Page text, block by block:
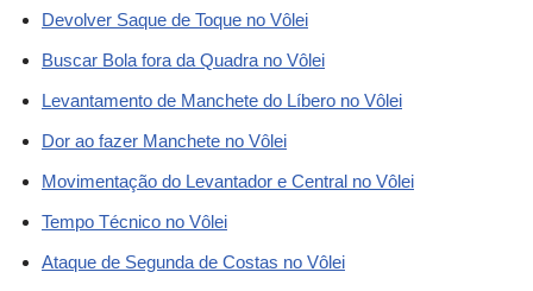
Devolver Saque de Toque no Vôlei
Buscar Bola fora da Quadra no Vôlei
Levantamento de Manchete do Líbero no Vôlei
Dor ao fazer Manchete no Vôlei
Movimentação do Levantador e Central no Vôlei
Tempo Técnico no Vôlei
Ataque de Segunda de Costas no Vôlei